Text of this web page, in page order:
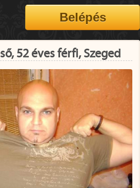
52 éves férfi, Szeged